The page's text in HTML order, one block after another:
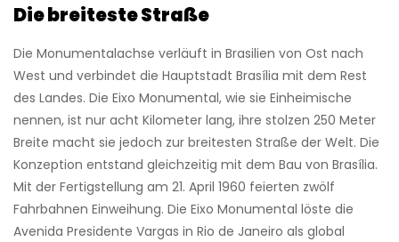
Die breiteste Straße
Die Monumentalachse verläuft in Brasilien von Ost nach
West und verbindet die Hauptstadt Brasília mit dem Rest
des Landes. Die Eixo Monumental, wie sie Einheimische
nennen, ist nur acht Kilometer lang, ihre stolzen 250 Meter
Breite macht sie jedoch zur breitesten Straße der Welt. Die
Konzeption entstand gleichzeitig mit dem Bau von Brasília.
Mit der Fertigstellung am 21. April 1960 feierten zwölf
Fahrbahnen Einweihung. Die Eixo Monumental löste die
Avenida Presidente Vargas in Rio de Janeiro als global